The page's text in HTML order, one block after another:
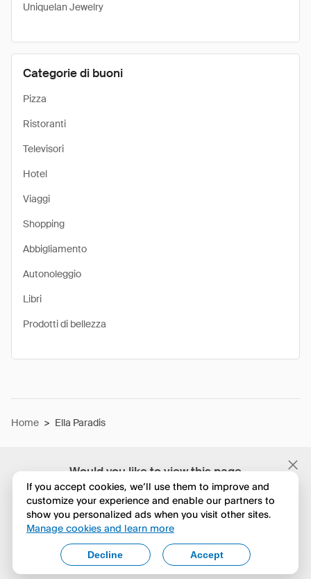
Would you like to view this page
in English?
No, continua a esplorare
Yes, change to English
Uniquelan Jewelry
Categorie di buoni
Pizza
Ristoranti
Televisori
Hotel
Viaggi
Shopping
Abbigliamento
Autonoleggio
Libri
Prodotti di bellezza
Home > Ella Paradis
If you accept cookies, we’ll use them to improve and
customize your experience and enable our partners to
show you personalized ads when you visit other sites.
Manage cookies and learn more
Accept
Decline